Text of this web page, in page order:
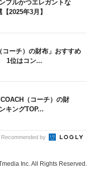
プルかつエレガントな
2025年3月】
コーチ）の財布」おすすめ
1位はコン...
COACH（コーチ）の財
キングTOP...
Recommended by
Inc. All Rights Reserved.